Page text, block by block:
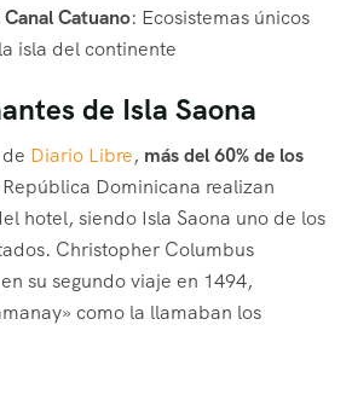
Catuano: Ecosistemas únicos
isla del continente
de Isla Saona
Diario Libre, más del 60% de los
Dominicana realizan
hotel, siendo Isla Saona uno de los
Christopher Columbus
su segundo viaje en 1494,
como la llamaban los